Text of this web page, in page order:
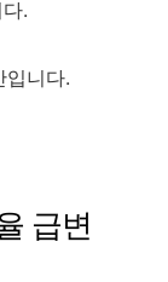
.
니다.
급변